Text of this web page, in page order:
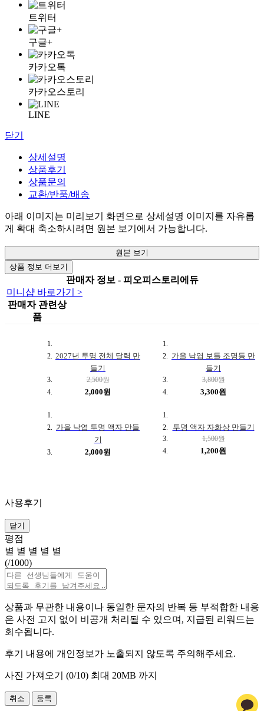
트위터
구글+
카카오톡
카카오스토리
LINE
닫기
상세설명
상품후기
상품문의
교환/반품/배송
아래 이미지는 미리보기 화면으로 상세설명 이미지를 자유롭
게 확대 축소하시려면 원본 보기에서 가능합니다.
원본 보기
상품 정보 더보기
판매자 정보 - 피오피스토리에듀
미니샵 바로가기 >
판매자 관련상
품
2027년 투명 전체 달력 만
들기
2,500원
2,000원
가을 낙엽 보틀 조명등 만
들기
3,800원
3,300원
가을 낙엽 투명 액자 만들
기
2,000원
투명 액자 자화상 만들기
1,500원
1,200원
사용후기
닫기
평점
별 별 별 별 별
(/1000)
상품과 무관한 내용이나 동일한 문자의 반복 등 부적합한 내용
은 사전 고지 없이 비공개 처리될 수 있으며, 지급된 리워드는
회수됩니다.
후기 내용에 개인정보가 노출되지 않도록 주의해주세요.
사진 가져오기 (0/10) 최대 20MB 까지
취소 등록